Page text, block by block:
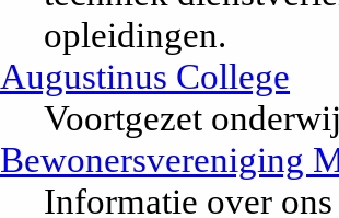
opleidingen.
Augustinus College
Voortgezet
Bewonersvereniging
Informatie over